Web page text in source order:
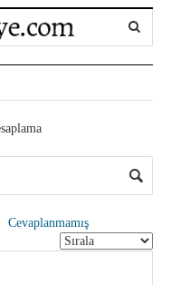
Cevaplanmamış